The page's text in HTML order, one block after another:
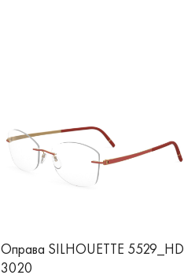
Оправа SILHOUETTE 5529_HD
3020